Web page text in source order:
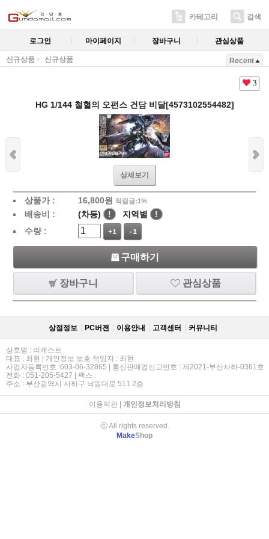
카테고리 검색
로그인 마이페이지 장바구니 관심상품
신규상품 신규상품 Recent
3
HG 1/144 철혈의 오펀스 건담 비달[4573102554482]
상세보기
상품가 : 16,800원 적립금:1%
배송비 : (차등) ! 지역별
!
수량 :
+1 -1
구매하기
장바구니 관심상품
상점정보 PC버젼 이용안내 고객센터 커뮤니티
상호명 : 리캐스트
대표 : 최현 | 개인정보 보호 책임자 : 최현
사업자등록번호 :603-06-32865 | 통신판매업신고번호 : 제2021-부산사하-0361호
전화 : 051-205-5427 | 팩스 :
주소 : 부산광역시 사하구 낙동대로 511 2층
이용약관| 개인정보처리방침
ⓒ All rights reserved.
MakeShop